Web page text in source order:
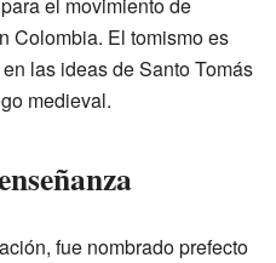
el movimiento de
Colombia. El tomismo es
las ideas de Santo Tomás
medieval.
fue nombrado prefecto